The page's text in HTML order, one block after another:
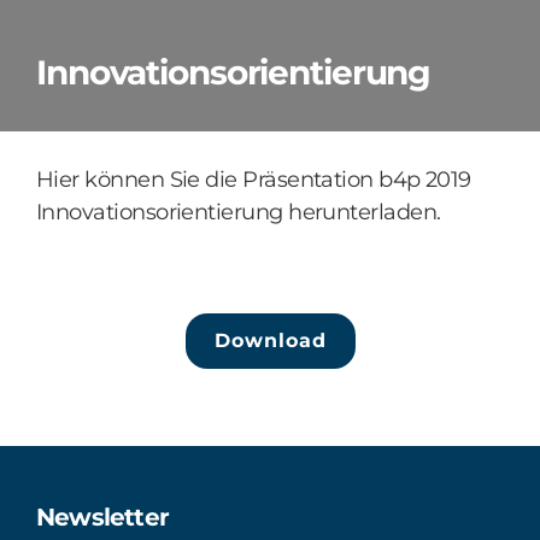
Innovationsorientierung
Hier können Sie die Präsentation b4p 2019
Innovationsorientierung herunterladen.
Download
Newsletter